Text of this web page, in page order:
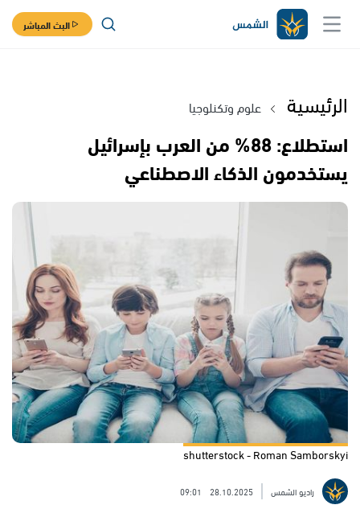
البث المباشر
الرئيسية علوم وتكنلوجيا
استطلاع: 88% من العرب بإسرائيل
يستخدمون الذكاء الاصطناعي
shutterstock - Roman Samborskyi
راديو الشمس 28.10.2025
09:01